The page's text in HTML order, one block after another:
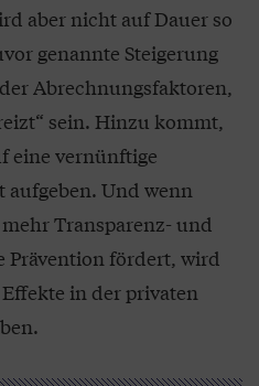
aber nicht auf Dauer so
genannte Steigerung
Abrechnungsfaktoren,
sein. Hinzu kommt,
eine vernünftige
Und wenn
Transparenz- und
Prävention fördert, wird
in der privaten